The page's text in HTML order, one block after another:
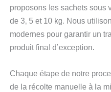
proposons les sachets sous
de 3, 5 et 10 kg. Nous
modernes pour garantir un
produit final d’exception.
Chaque étape de notre
de la récolte manuelle à la